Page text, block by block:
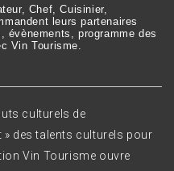
Chef, Cuisinier,
leurs partenaires
évènements, programme des
Vin Tourisme.
culturels de
» des talents culturels pour
Vin Tourisme ouvre